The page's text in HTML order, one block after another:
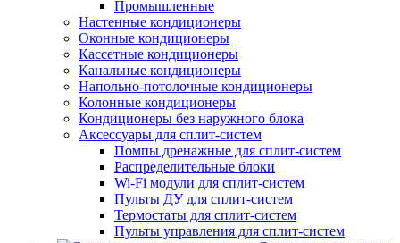
Промышленные
Настенные кондиционеры
Оконные кондиционеры
Кассетные кондиционеры
Канальные кондиционеры
Напольно-потолочные кондиционеры
Колонные кондиционеры
Кондиционеры без наружного блока
Аксессуары для сплит-систем
Помпы дренажные для сплит-систем
Распределительные блоки
Wi-Fi модули для сплит-систем
Пульты ДУ для сплит-систем
Термостаты для сплит-систем
Пульты управления для сплит-систем